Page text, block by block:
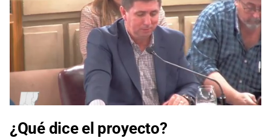
of
¿Qué dice el proyecto?